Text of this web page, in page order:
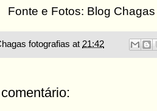
Fonte e Fotos: Blog
fotografias at 21:42